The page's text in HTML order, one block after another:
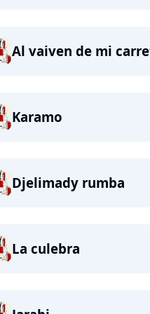
Al vaiven de mi
Karamo
Djelimady rumba
La culebra